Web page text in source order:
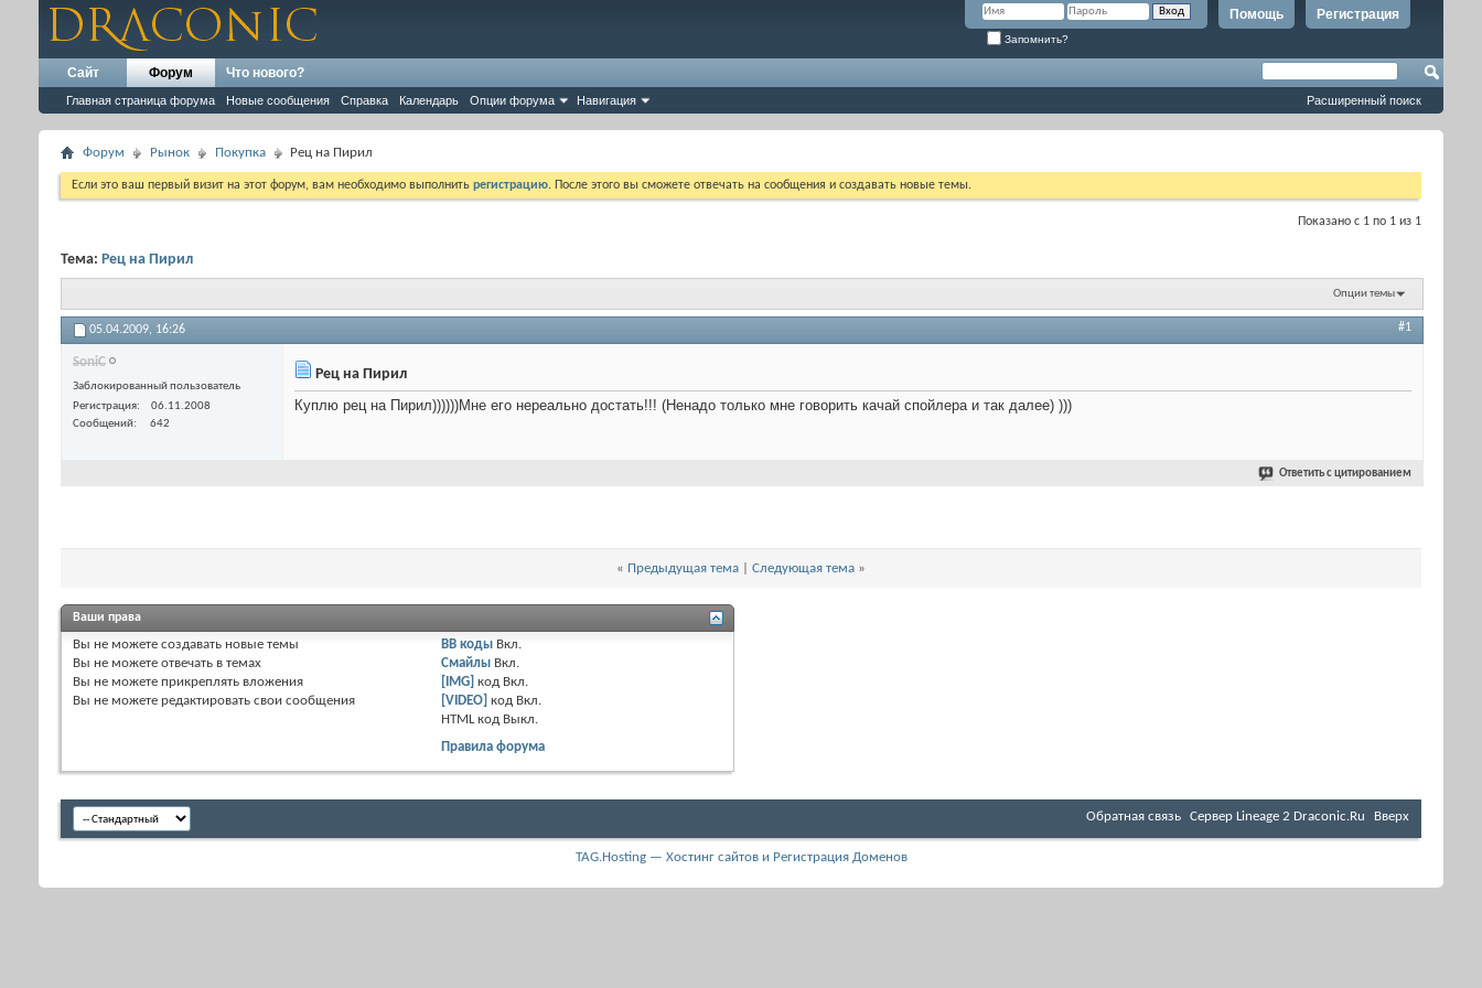
Регистрация
Помощь
Запомнить?
Сайт Форум
Главная страница форума Новые сообщения Справка Календарь Опции форума Навигация
Что нового?
Расширенный поиск
Форум Рынок Покупка Рец на Пирил
Если это ваш первый визит на этот форум, вам необходимо выполнить регистрацию. После этого вы сможете отвечать на сообщения и создавать новые темы.
Показано с 1 по 1 из 1
Тема: Рец на Пирил
Опции темы
05.04.2009, 16:26 #1
SoniC
Заблокированный пользователь
Регистрация
06.11.2008
Сообщений
642
Рец на Пирил
Куплю рец на Пирил))))))Мне его нереально достать!!! (Ненадо только мне говорить качай спойлера и так далее) )))
Ответить с цитированием
« Предыдущая тема Следующая тема »
Ваши права
Вы не можете создавать новые темы
Вы не можете отвечать в темах
Вы не можете прикреплять вложения
Вы не можете редактировать свои сообщения
BB коды Вкл.
Смайлы Вкл.
[IMG] код Вкл.
[VIDEO] код Вкл.
HTML код Выкл.
Правила форума
Обратная связь Cервер Lineage 2 Draconic.Ru Вверх
TAG.Hosting — Хостинг сайтов и Регистрация Доменов